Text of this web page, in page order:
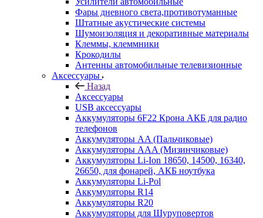
Фары дневного света,противотуманные
Штатные акустические системы
Шумоизоляция и декоративные материалы
Клеммы, клеммники
Крокодилы
Антенны автомобильные телевизионные
Аксессуары
Назад
Аксессуары
USB аксессуары
Аккумуляторы 6F22 Крона АКБ для радио
телефонов
Аккумуляторы AA (Пальчиковые)
Аккумуляторы AAA (Мизинчиковые)
Аккумуляторы Li-Ion 18650, 14500, 16340,
26650, для фонарей, АКБ ноутбука
Аккумуляторы Li-Pol
Аккумуляторы R14
Аккумуляторы R20
Аккумуляторы для Шуруповертов